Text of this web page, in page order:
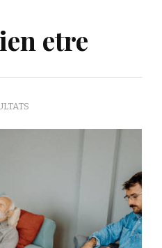
etre